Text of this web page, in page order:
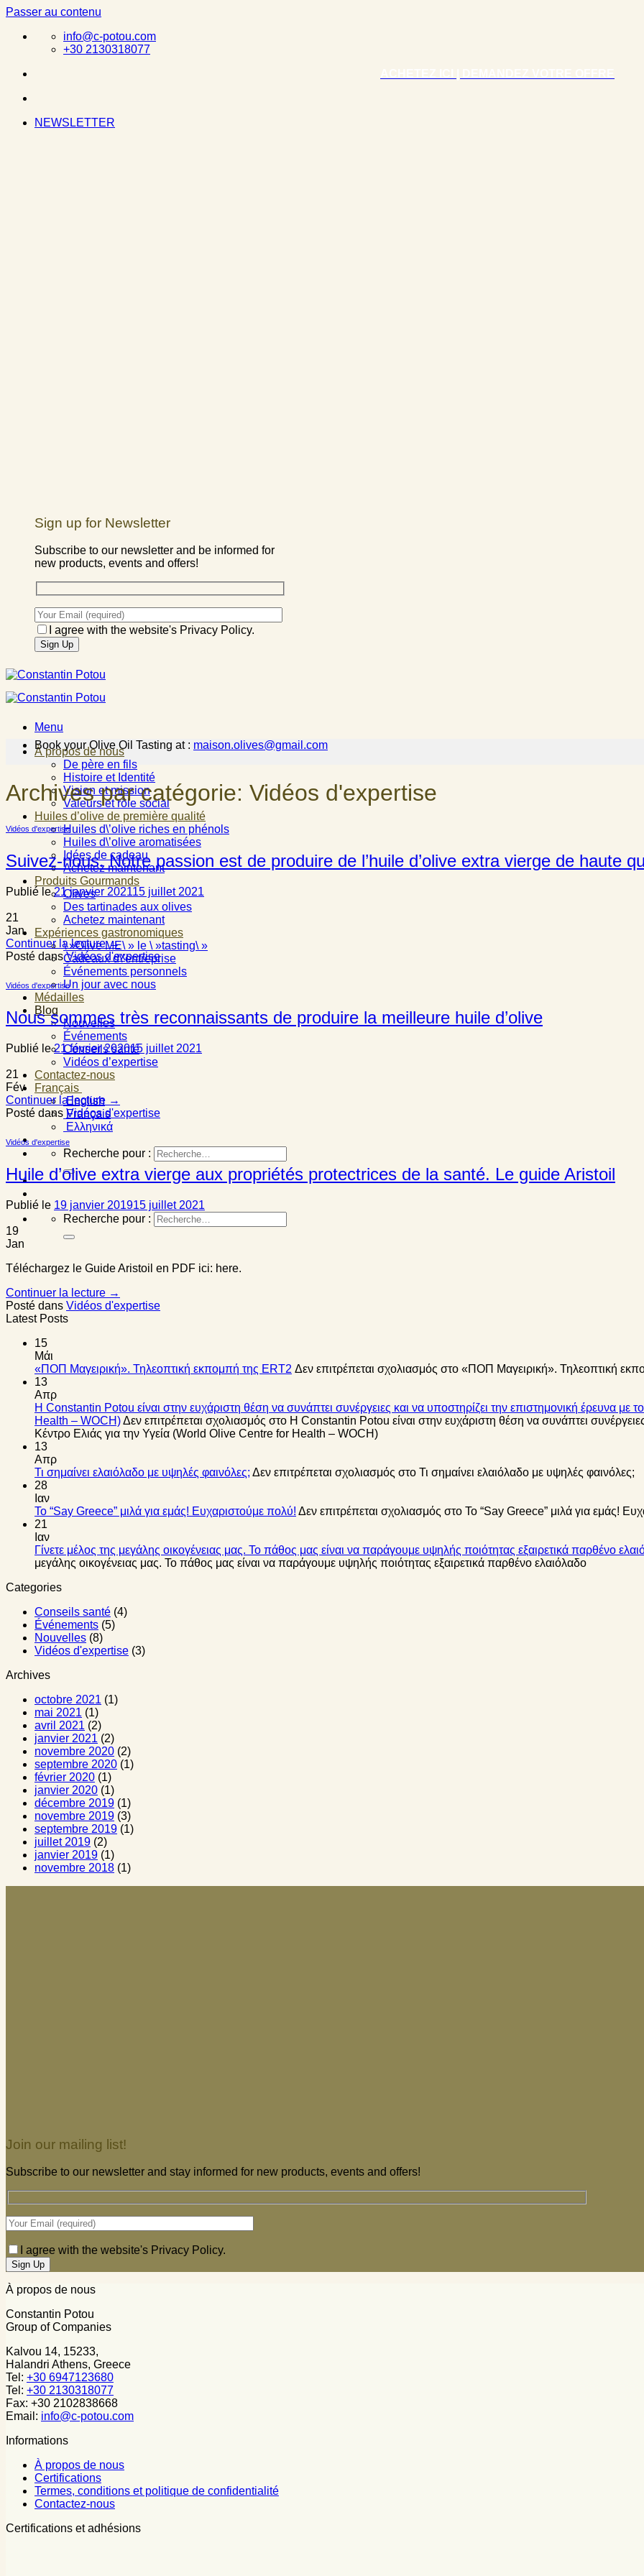
Passer au contenu
info@c-potou.com
+30 2130318077
NEWSLETTER
Sign up for Newsletter
Subscribe to our newsletter and be informed for
new products, events and offers!
I agree with the website's Privacy Policy.
Menu
À propos de nous
De père en fils
Histoire et Identité
Vision et mission
Valeurs et rôle social
Huiles d’olive de première qualité
Huiles d\’olive riches en phénols
Huiles d\’olive aromatisées
Idées de cadeau
Achetez maintenant
Produits Gourmands
Olives
Des tartinades aux olives
Achetez maintenant
Expériences gastronomiques
\ »Olive ME\ » le \ »tasting\ »
Cadeaux d\’entreprise
Événements personnels
Un jour avec nous
Médailles
Blog
Nouvelles
Événements
Conseils santé
Vidéos d’expertise
Contactez-nous
Français
English
Français
Ελληνικά
Recherche pour :
Recherche pour :
Book your Olive Oil Tasting at : maison.olives@gmail.com
Archives par catégorie: Vidéos d'expertise
Vidéos d'expertise
Suivez-nous. Notre passion est de produire de l’huile d’olive extra vierge de haute
Publié le21 janvier 202115 juillet 2021
21
Jan
Continuer la lecture→
Posté dansVidéos d'expertise
Vidéos d'expertise
Nous sommes très reconnaissants de produire la meilleure huile d’olive
Publié le21 février 202015 juillet 2021
21
Fév
Continuer la lecture →
Posté dans Vidéos d'expertise
Vidéos d'expertise
Huile d’olive extra vierge aux propriétés protectrices de la santé. Le guide Aristoil
Publié le 19 janvier 201915 juillet 2021
19
Jan
Téléchargez le Guide Aristoil en PDF ici: here.
Continuer la lecture →
Posté dans Vidéos d'expertise
Latest Posts
15
Μάι
«ΠΟΠ Μαγειρική». Τηλεοπτική εκπομπή της ERT2 Δεν επιτρέπεται σχολιασμός στο «ΠΟΠ Μαγειρική». Τηλεοπτική
13
Απρ
Η Constantin Potou είναι στην ευχάριστη θέση να συνάπτει συνέργειες και να υποστηρίζει την επιστημονική έρευνα
Health – WOCH)Δεν επιτρέπεται σχολιασμός στο Η Constantin Potou είναι στην ευχάριστη θέση να συνάπτει
Κέντρο Ελιάς για την Υγεία (World Olive Centre for Health – WOCH)
13
Απρ
Τι σημαίνει ελαιόλαδο με υψηλές φαινόλες; Δεν επιτρέπεται σχολιασμός στο Τι σημαίνει ελαιόλαδο με υψηλές φαινόλες;
28
Ιαν
Το “Say Greece” μιλά για εμάς! Ευχαριστούμε πολύ! Δεν επιτρέπεται σχολιασμός στο Το “Say Greece” μιλά για εμάς!
21
Ιαν
Γίνετε μέλος της μεγάλης οικογένειας μας. Το πάθος μας είναι να παράγουμε υψηλής ποιότητας εξαιρετικά παρθένο
μεγάλης οικογένειας μας. Το πάθος μας είναι να παράγουμε υψηλής ποιότητας εξαιρετικά παρθένο ελαιόλαδο
Categories
Conseils santé (4)
Événements (5)
Nouvelles (8)
Vidéos d'expertise (3)
Archives
octobre 2021 (1)
mai 2021 (1)
avril 2021 (2)
janvier 2021 (2)
novembre 2020 (2)
septembre 2020 (1)
février 2020 (1)
janvier 2020 (1)
décembre 2019 (1)
novembre 2019 (3)
septembre 2019 (1)
juillet 2019 (2)
janvier 2019 (1)
novembre 2018 (1)
Join our mailing list!
Subscribe to our newsletter and stay informed for new products, events and offers!
I agree with the website's Privacy Policy.
À propos de nous
Constantin Potou
Group of Companies
Kalvou 14, 15233,
Halandri Athens, Greece
Tel: +30 6947123680
Tel: +30 2130318077
Fax: +30 2102838668
Email: info@c-potou.com
Informations
À propos de nous
Certifications
Termes, conditions et politique de confidentialité
Contactez-nous
Certifications et adhésions